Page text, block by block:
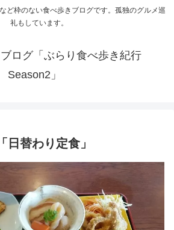
ど枠のない食べ歩きブログです。孤独のグルメ巡
礼もしています。
ログ「ぶらり食べ歩き紀行
Season2」
日替わり定食」